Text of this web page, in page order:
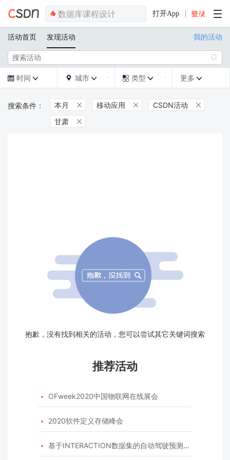
打开App
活动首页 发现活动 我的活动

 时间   城市   类型  更多 
本月  移动应用  CSDN活动 
甘肃 
抱歉，没有找到相关的活动，您可以尝试其它关键词搜索
推荐活动
 OFweek2020中国物联网在线展会
 2020软件定义存储峰会
 基于INTERACTION数据集的自动驾驶预测模型挑战赛